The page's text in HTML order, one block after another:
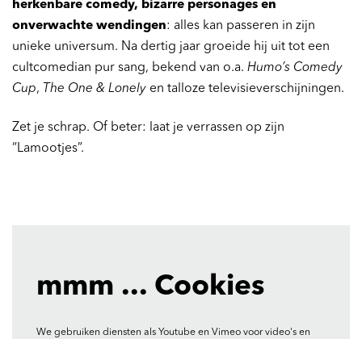
herkenbare comedy, bizarre personages en
onverwachte wendingen: alles kan passeren in zijn
unieke universum. Na dertig jaar groeide hij uit tot een
cultcomedian pur sang, bekend van o.a. Humo’s Comedy
Cup, The One & Lonely en talloze televisieverschijningen.
Zet je schrap. Of beter: laat je verrassen op zijn
“Lamootjes”.
mmm ... Cookies
We gebruiken diensten als Youtube en Vimeo voor video's en